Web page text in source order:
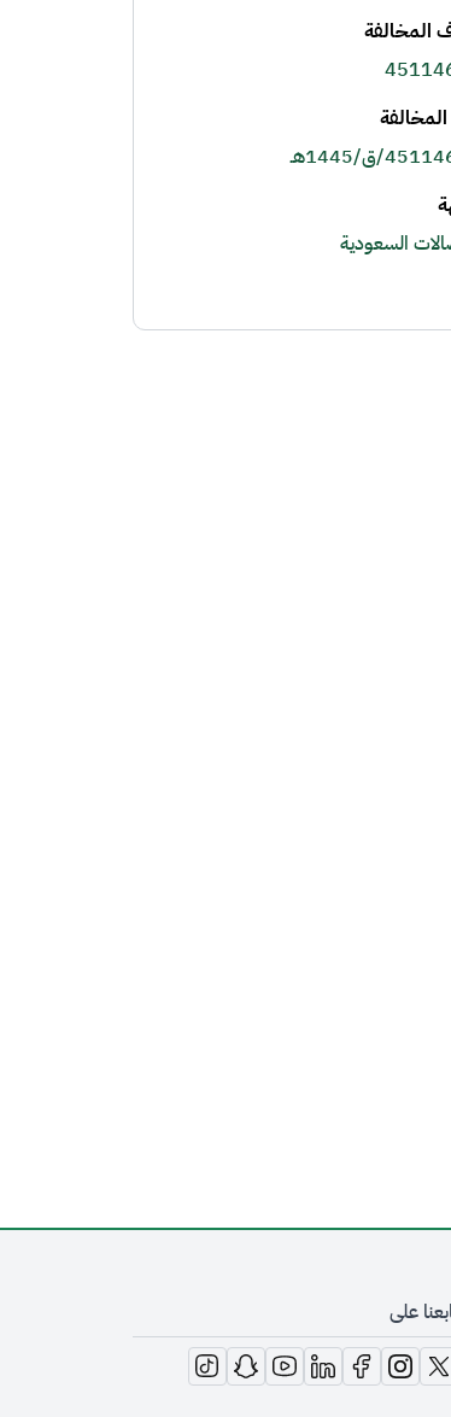
المخالفة
ق/1445هـ
السعودية
على
opens in new window
opens in new window
opens in new window
opens in new window
opens in new window
opens in new window
opens in new window